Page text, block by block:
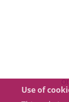
Use of